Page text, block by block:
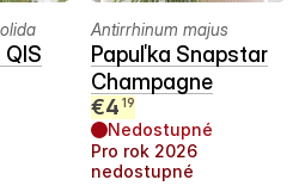
Antirrhinum majus
Papuľka Snapstar
Champagne
€4 19
Nedostupné
Pro rok 2026
nedostupné